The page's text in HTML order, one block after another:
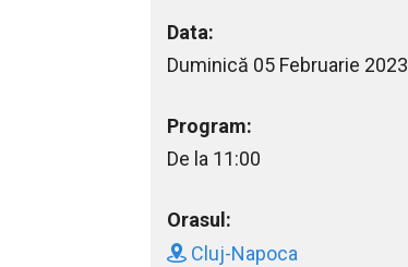
Data:
Duminică 05 Februarie 2023
Program:
De la 11:00
Orasul:
Cluj-Napoca